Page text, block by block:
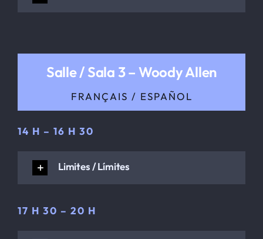
Salle / Sala 3 – Woody Allen
FRANÇAIS / ESPAÑOL
14 H – 16 H 30
Limites / Límites
17 H 30 – 20 H